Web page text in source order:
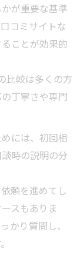
イント
する方法
め方
断する
抜くコツ
較する
現状
分析
違い
る影響
係
界動向
が重要な基準
コミサイトな
ことが効果的
比較は多くの方
丁寧さや専門
には、初回相
時の説明の分
頼を進めてし
スもありま
かり質問し、